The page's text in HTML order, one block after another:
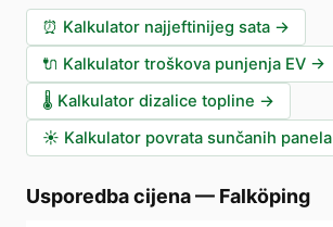
⏰ Kalkulator najjeftinijeg sata →
🔌 Kalkulator troškova punjenja EV →
🌡️ Kalkulator dizalice topline →
☀️ Kalkulator povrata sunčanih panela
Usporedba cijena— Falköping